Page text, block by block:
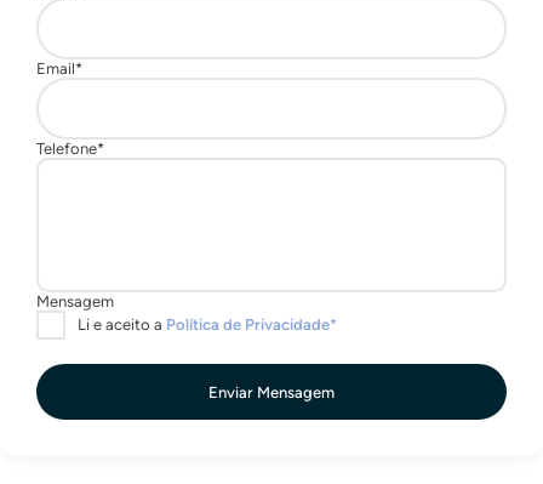
Enviar Mensagem